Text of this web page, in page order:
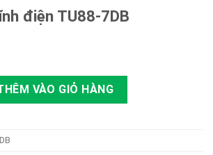
điện TU88-7DB
TU88-7DB số lượng
VÀO GIỎ HÀNG